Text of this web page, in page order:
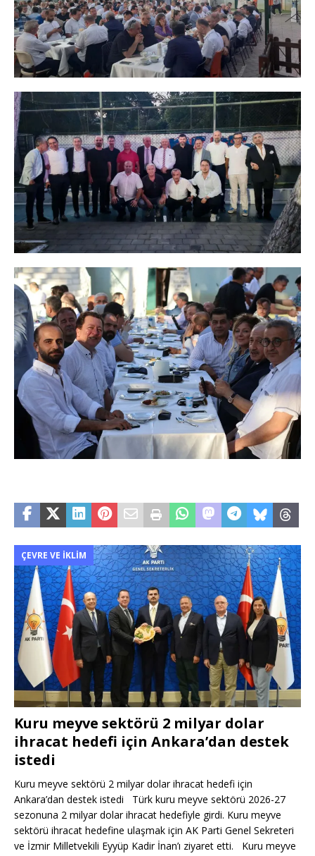
ÇEVRE VE İKLIM
Kuru meyve sektörü 2 milyar dolar
ihracat hedefi için Ankara’dan destek
istedi
Kuru meyve sektörü 2 milyar dolar ihracat hedefi için
Ankara’dan destek istedi Türk kuru meyve sektörü 2026-27
sezonuna 2 milyar dolar ihracat hedefiyle girdi. Kuru meyve
sektörü ihracat hedefine ulaşmak için AK Parti Genel Sekreteri
ve İzmir Milletvekili Eyyüp Kadir İnan’ı ziyaret etti. Kuru meyve